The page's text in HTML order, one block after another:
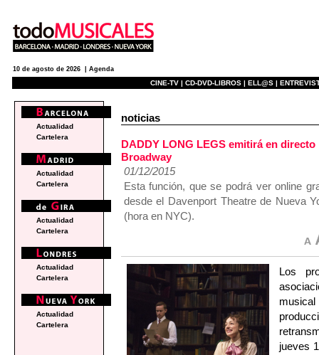
10 de agosto de 2026 | Agenda
CINE-TV | CD-DVD-LIBROS | ELL@S |
noticias
DADDY LONG LEGS emitirá en
Broadway
01/12/2015
Esta función, que se podrá ver online
desde el Davenport Theatre de Nueva
(hora en NYC).
Los
jueves
Actualidad
Cartelera
Actualidad
Cartelera
Actualidad
Cartelera
Actualidad
Cartelera
Actualidad
Cartelera